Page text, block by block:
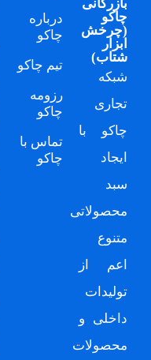
بازرگانی
چاکو
(چرخش
ابزار
شتاب)
شبکه
تجاری
چاکو با
ایجاد
سبد
محصولاتی
متنوع
اعم از
تولیدات
داخلی و
محصولات
درباره
چاکو
تیم چاکو
رزومه
چاکو
تماس با
چاکو